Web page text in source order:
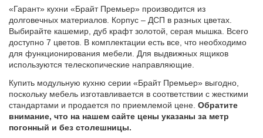
«Гарант» кухни «Брайт Премьер» производится из
долговечных материалов. Корпус – ДСП в разных цветах.
Выбирайте кашемир, дуб крафт золотой, серая мышка. Всего
доступно 7 цветов. В комплектации есть все, что необходимо
для функционирования мебели. Для выдвижных ящиков
используются телескопические направляющие.
Купить модульную кухню серии «Брайт Премьер» выгодно,
поскольку мебель изготавливается в соответствии с жесткими
стандартами и продается по приемлемой цене. Обратите
внимание, что на нашем сайте цены указаны за метр
погонный и без столешницы.